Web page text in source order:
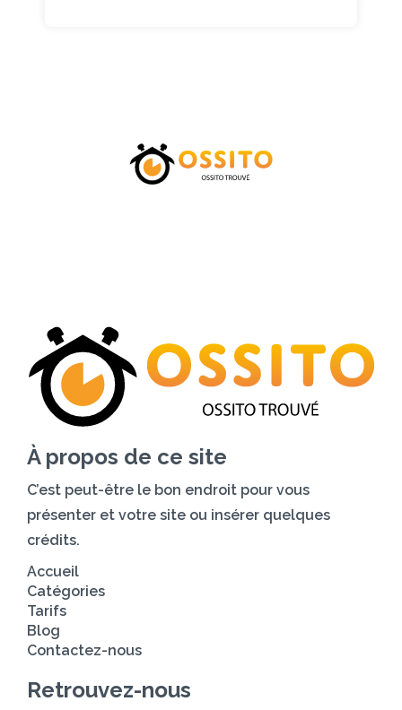
À propos de ce site
C’est peut-être le bon endroit pour vous
présenter et votre site ou insérer quelques
crédits.
Accueil
Catégories
Tarifs
Blog
Contactez-nous
Retrouvez-nous